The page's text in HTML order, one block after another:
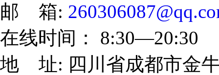
邮 箱:
在线时间： 8:30—20:30
地 址: 四川省成都市金